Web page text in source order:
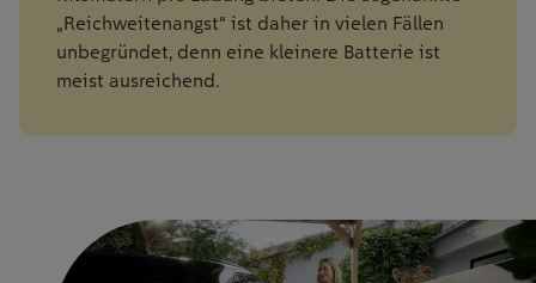
„Reichweitenangst“ ist daher in vielen Fällen
unbegründet, denn eine kleinere Batterie ist
meist ausreichend .